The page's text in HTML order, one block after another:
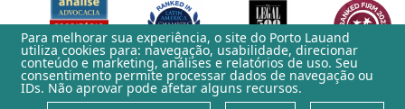
Aviso de Privacidade
Para melhorar sua experiência, o site do Porto Lauand
utiliza cookies para: navegação, usabilidade, direcionar
conteúdo e marketing, análises e relatórios de uso. Seu
consentimento permite processar dados de navegação ou
IDs. Não aprovar pode afetar alguns recursos.